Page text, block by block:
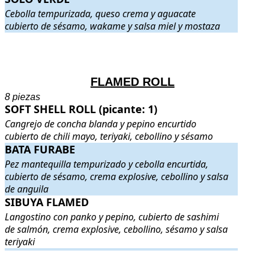
Cebolla tempurizada, queso crema y aguacate
cubierto de sésamo, wakame y salsa miel y mostaza
FLAMED ROLL
8 piezas
SOFT SHELL ROLL (picante: 1) . Cangrejo de concha blanda y
SOFT SHELL ROLL (picante: 1)
Cangrejo de concha blanda y pepino encurtido
cubierto de chili mayo, teriyaki, cebollino y sésamo
BATA FURABE . Pez mantequilla tempurizado y cebolla encurtida,
BATA FURABE
Pez mantequilla tempurizado y cebolla encurtida,
cubierto de sésamo, crema explosive, cebollino y salsa
de anguila
SIBUYA FLAMED . Langostino con panko y pepino, cubierto de
SIBUYA FLAMED
Langostino con panko y pepino, cubierto de sashimi
de salmón, crema explosive, cebollino, sésamo y salsa
teriyaki
..